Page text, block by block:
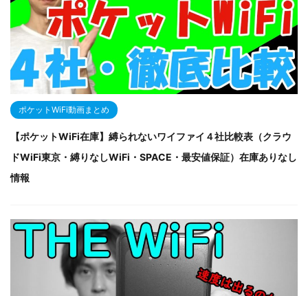
ポケットWiFi動画まとめ
【ポケットWiFi在庫】縛られないワイファイ４社比較表（クラウ
ドWiFi東京・縛りなしWiFi・SPACE・最安値保証）在庫ありなし
情報